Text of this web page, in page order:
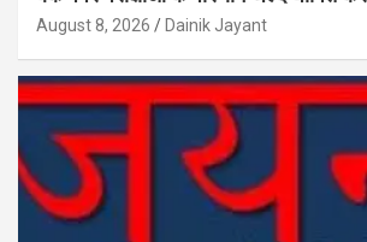
August 8, 2026 Dainik Jayant